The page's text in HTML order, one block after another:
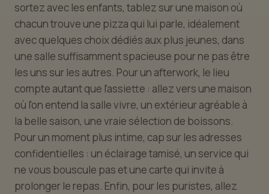
sortez avec les enfants, tablez sur une maison où
chacun trouve une pizza qui lui parle, idéalement
avec quelques choix dédiés aux plus jeunes, dans
une salle suffisamment spacieuse pour ne pas être
les uns sur les autres. Pour un afterwork, le lieu
compte autant que l'assiette : allez vers une maison
où l'on entend la salle vivre, un extérieur agréable à
la belle saison, une vraie sélection de boissons.
Pour un moment plus intime, cap sur les adresses
confidentielles : un éclairage tamisé, un service qui
ne vous bouscule pas et une carte qui invite à
prolonger le repas. Enfin, pour les puristes, allez